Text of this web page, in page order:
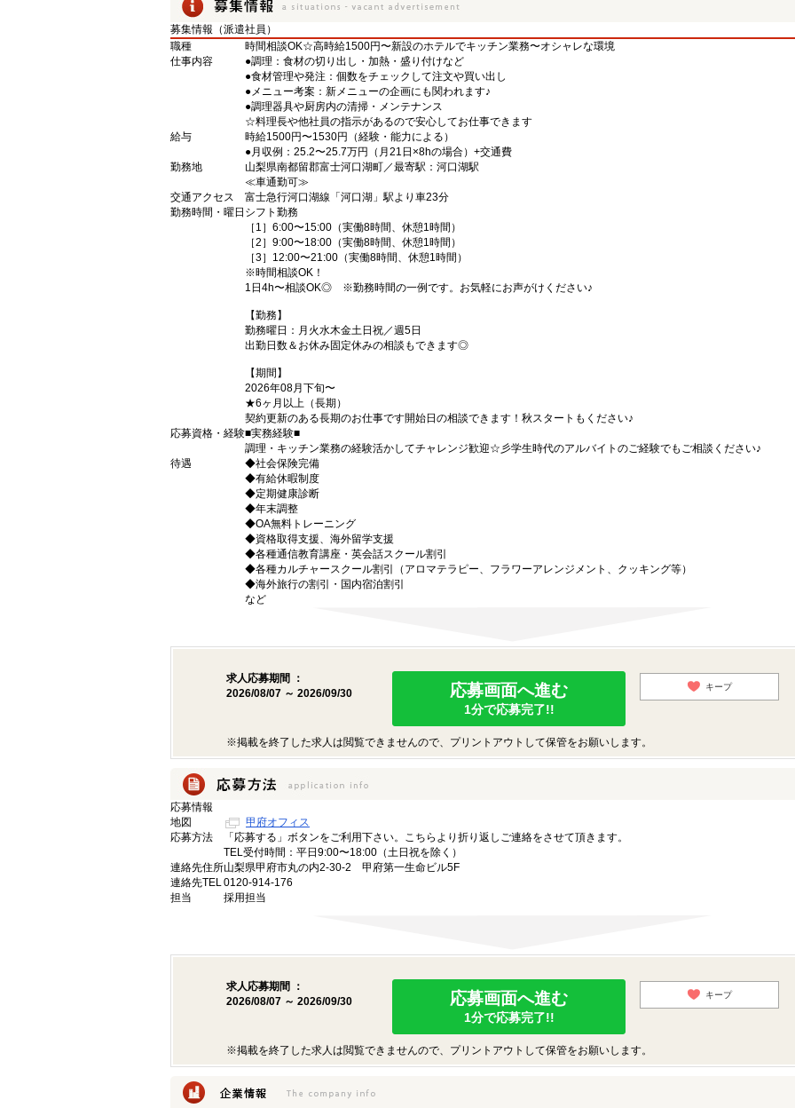
募集情報（派遣社員）
職種
時間相談OK☆高時給1500円〜新設のホテルでキッチン業務〜オシャレな環境
仕事内容
●調理：食材の切り出し・加熱・盛り付けなど
●食材管理や発注：個数をチェックして注文や買い出し
●メニュー考案：新メニューの企画にも関われます♪
●調理器具や厨房内の清掃・メンテナンス
☆料理長や他社員の指示があるので安心してお仕事できます
給与
時給1500円〜1530円（経験・能力による）
●月収例：25.2〜25.7万円（月21日×8hの場合）+交通費
勤務地
山梨県南都留郡富士河口湖町／最寄駅：河口湖駅
≪車通勤可≫
交通アクセス
富士急行河口湖線「河口湖」駅より車23分
勤務時間・曜日 シフト勤務
［1］6:00〜15:00（実働8時間、休憩1時間）
［2］9:00〜18:00（実働8時間、休憩1時間）
［3］12:00〜21:00（実働8時間、休憩1時間）
※時間相談OK！
1日4h〜相談OK◎ ※勤務時間の一例です。お気軽にお声がけください♪
【勤務】
勤務曜日：月火水木金土日祝／週5日
出勤日数＆お休み固定休みの相談もできます◎
【期間】
2026年08月下旬〜
★6ヶ月以上（長期）
契約更新のある長期のお仕事です開始日の相談できます！秋スタートもください♪
応募資格・経験■実務経験■
調理・キッチン業務の経験活かしてチャレンジ歓迎☆彡学生時代のアルバイトのご経験でもご相談ください♪
待遇
◆社会保険完備
◆有給休暇制度
◆定期健康診断
◆年末調整
◆OA無料トレーニング
◆資格取得支援、海外留学支援
◆各種通信教育講座・英会話スクール割引
◆各種カルチャースクール割引（アロマテラピー、フラワーアレンジメント、クッキング等）
◆海外旅行の割引・国内宿泊割引
など
求人応募期間 ：
2026/08/07 ～ 2026/09/30
応募画面へ進む
1分で応募完了!!
キープ
※掲載を終了した求人は閲覧できませんので、プリントアウトして保管をお願いします。
応募情報
地図
甲府オフィス
応募方法
「応募する」ボタンをご利用下さい。こちらより折り返しご連絡をさせて頂きます。
TEL受付時間：平日9:00〜18:00（土日祝を除く）
連絡先住所山梨県甲府市丸の内2-30-2 甲府第一生命ビル5F
連絡先TEL0120-914-176
担当
採用担当
求人応募期間 ：
2026/08/07 ～ 2026/09/30
応募画面へ進む
1分で応募完了!!
キープ
※掲載を終了した求人は閲覧できませんので、プリントアウトして保管をお願いします。